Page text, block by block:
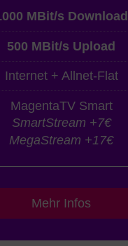
MBit/s Download
500 MBit/s Upload
Internet + Allnet-Flat
MagentaTV Smart
SmartStream +7€
MegaStream +17€
Mehr Infos